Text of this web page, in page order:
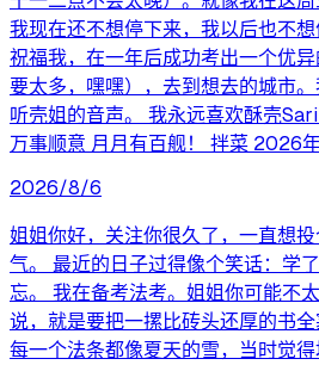
我现在还不想停下来，我以后也不
祝福我，在一年后成功考出一个优
要太多，嘿嘿），去到想去的城市。
听壳姐的音声。 我永远喜欢酥壳
万事顺意 月月有百舰！ 拌菜 2026
2026/8/6
姐姐你好，关注你很久了，一直想
气。 最近的日子过得像个笑话：学
忘。 我在备考法考。姐姐你可能不
说，就是要把一摞比砖头还厚的书
每一个法条都像夏天的雪，当时觉得